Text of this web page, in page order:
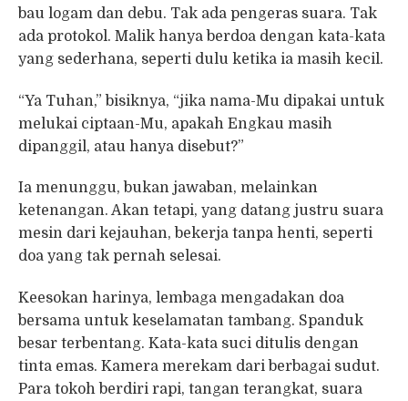
bau logam dan debu. Tak ada pengeras suara. Tak
ada protokol. Malik hanya berdoa dengan kata-kata
yang sederhana, seperti dulu ketika ia masih kecil.
“Ya Tuhan,” bisiknya, “jika nama-Mu dipakai untuk
melukai ciptaan-Mu, apakah Engkau masih
dipanggil, atau hanya disebut?”
Ia menunggu, bukan jawaban, melainkan
ketenangan. Akan tetapi, yang datang justru suara
mesin dari kejauhan, bekerja tanpa henti, seperti
doa yang tak pernah selesai.
Keesokan harinya, lembaga mengadakan doa
bersama untuk keselamatan tambang. Spanduk
besar terbentang. Kata-kata suci ditulis dengan
tinta emas. Kamera merekam dari berbagai sudut.
Para tokoh berdiri rapi, tangan terangkat, suara